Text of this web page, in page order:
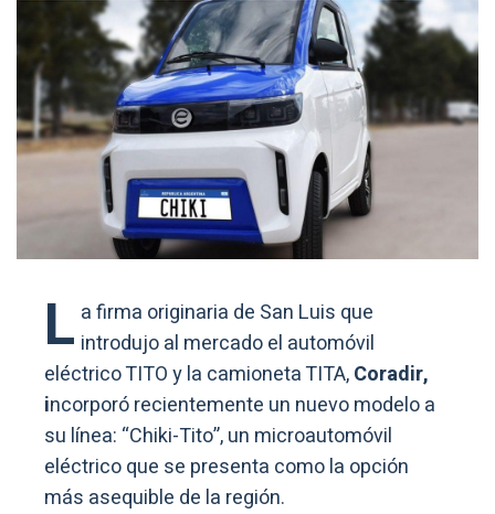
L a firma originaria de San Luis que
introdujo al mercado el automóvil
eléctrico TITO y la camioneta TITA,Coradir,
incorporó recientemente un nuevo modelo a
su línea: “Chiki-Tito”, un microautomóvil
eléctrico que se presenta como la opción
más asequible de la región.